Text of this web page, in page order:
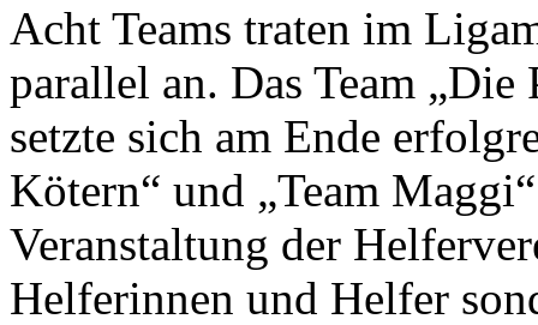
Acht Teams traten im
parallel an. Das Team
setzte sich am Ende
Kötern“ und „Team
Veranstaltung der
Helferinnen und Helfer